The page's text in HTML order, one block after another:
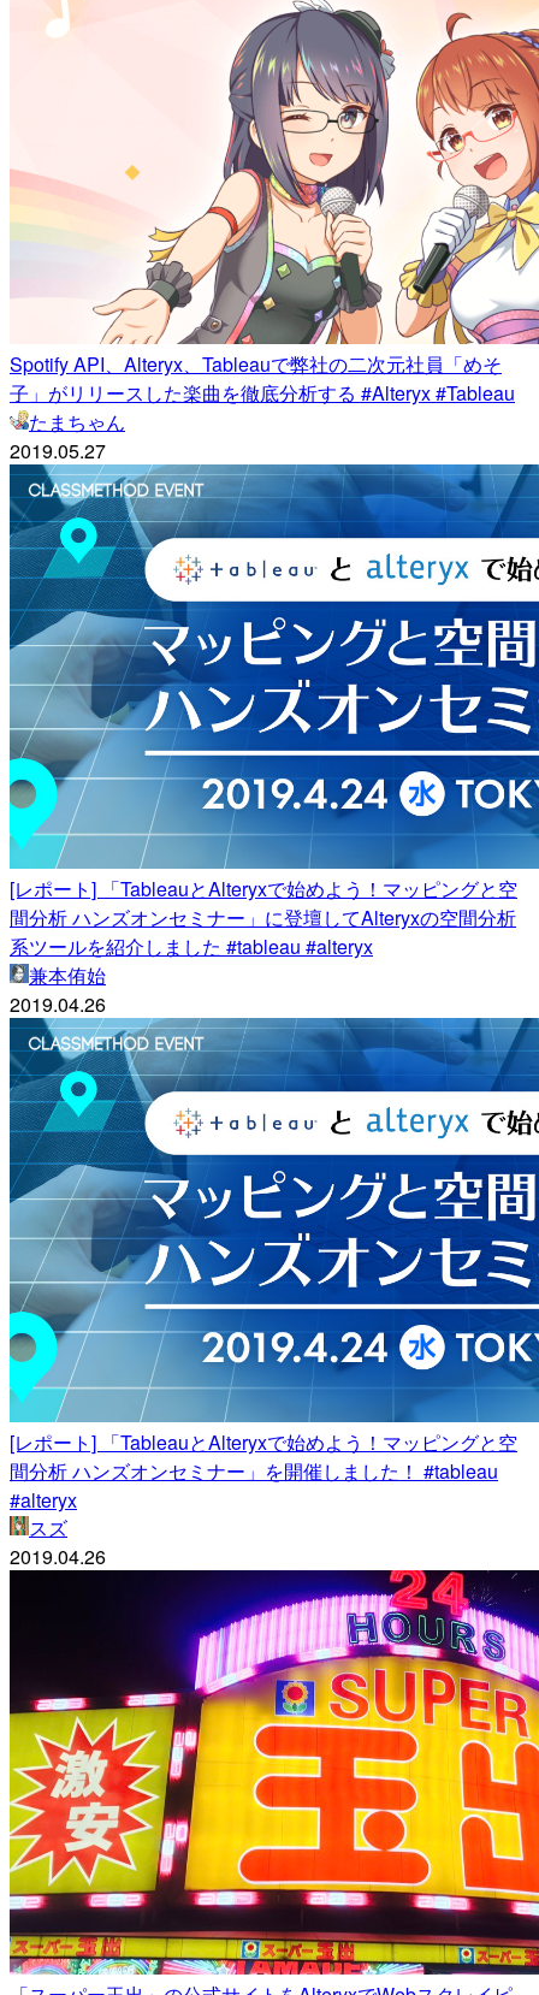
Spotify API、Alteryx、Tableauで弊社の二次元社員「めそ
子」がリリースした楽曲を徹底分析する #Alteryx #Tableau
たまちゃん
2019.05.27
[レポート] 「TableauとAlteryxで始めよう！マッピングと空
間分析 ハンズオンセミナー」に登壇してAlteryxの空間分析
系ツールを紹介しました #tableau #alteryx
兼本侑始
2019.04.26
[レポート] 「TableauとAlteryxで始めよう！マッピングと空
間分析 ハンズオンセミナー」を開催しました！ #tableau
#alteryx
スズ
2019.04.26